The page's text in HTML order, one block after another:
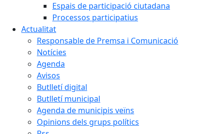
Espais de participació ciutadana
Processos participatius
Actualitat
Responsable de Premsa i Comunicació
Notícies
Agenda
Avisos
Butlletí digital
Butlletí municipal
Agenda de municipis veïns
Opinions dels grups polítics